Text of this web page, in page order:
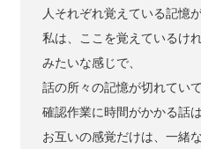
人それぞれ覚えている記憶
私は、ここを覚えているけ
みたいな感じで、
話の所々の記憶が切れていて
確認作業に時間がかかる話
お互いの感覚だけは、一緒